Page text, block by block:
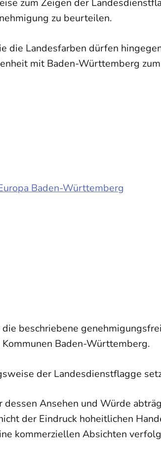
zum Zeigen der
zu beurteilen.
die Landesfarben dürfen
mit Baden-Württemberg
Baden-Württemberg
beschriebene
Baden-Württemberg.
der Landesdienstflagge
Ansehen und Würde
der Eindruck hoheitlichen
kommerziellen Absichten